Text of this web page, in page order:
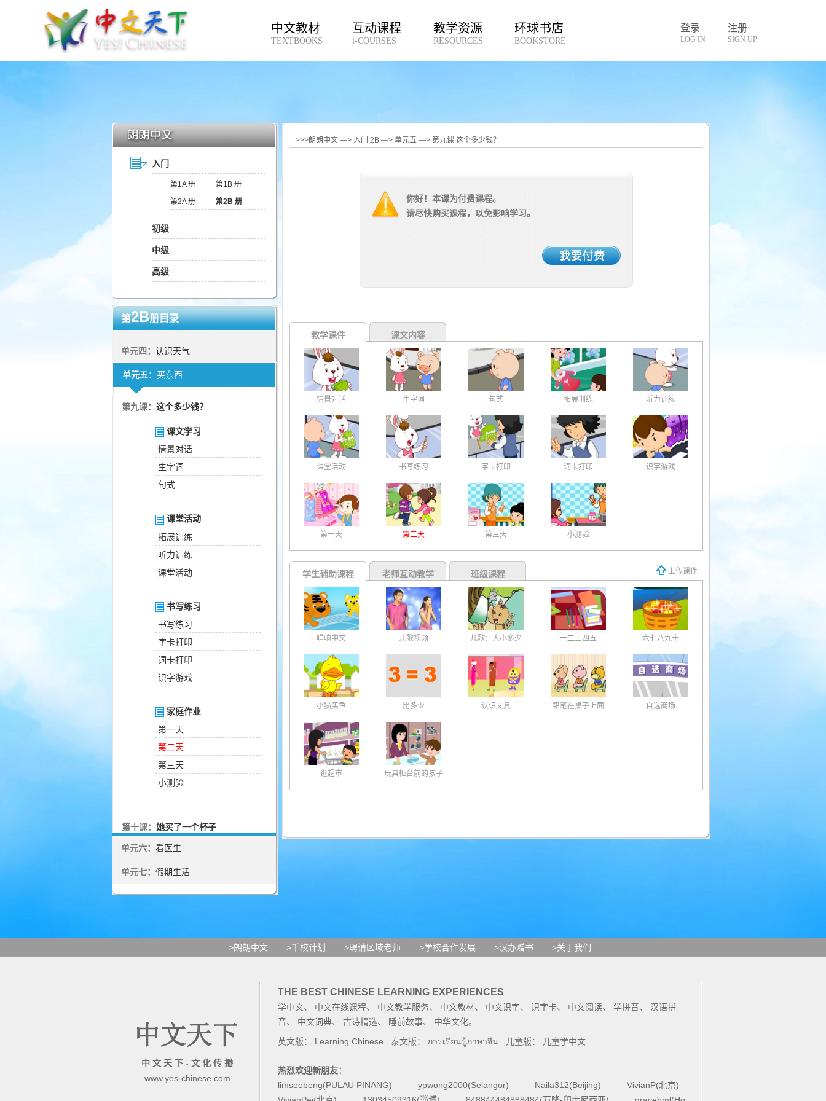
中文教材
TEXTBOOKS
互动课程
i-COURSES
教学资源
RESOURCES
环球书店
BOOKSTORE
登录
LOG IN
注册
SIGN UP
入门
第1A 册
第1B 册
第2A 册
第2B 册
初级
中级
高级
第2B册目录
单元四： 认识天气
单元五： 买东西
第九课： 这个多少钱？
课文学习
情景对话
生字词
句式
课堂活动
拓展训练
听力训练
课堂活动
书写练习
书写练习
字卡打印
词卡打印
识字游戏
家庭作业
第一天
第二天
第三天
小测验
第十课： 她买了一个杯子
单元六： 看医生
单元七： 假期生活
>>>朗朗中文 —> 入门 2B —> 单元五 —> 第九课 这个多少钱？
你好！本课为付费课程。
请尽快购买课程，以免影响学习。
教学课件 课文内容
情景对话 生字词 句式 拓展训练 听力训练
课堂活动 书写练习 字卡打印 词卡打印 识字游戏
第一天 第二天 第三天 小测验
学生辅助课程 老师互动教学 班级课程 上传课件
唱响中文 儿歌视频 儿歌：大小多少 一二三四五 六七八九十
小猫买鱼 比多少 认识文具 铅笔在桌子上面 自选商场
逛超市 玩具柜台前的孩子
>朗朗中文 >千校计划 >聘请区域老师 >学校合作发展 >汉办赠书 >关于我们
中 文 天 下 - 文 化 传 播
www.yes-chinese.com
THE BEST CHINESE LEARNING EXPERIENCES
学中文、 中文在线课程、 中文教学服务、 中文教材、 中文识字、 识字卡、 中文阅读、 学拼音、 汉语拼
音、 中文词典、 古诗精选、 睡前故事、 中华文化。
英文版： Learning Chinese 泰文版： การเรียนรู้ภาษาจีน 儿童版： 儿童学中文
热烈欢迎新朋友：
limseebeng(PULAU PINANG)
ypwong2000(Selangor) Naila312(Beijing)
VivianP(北京)